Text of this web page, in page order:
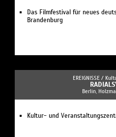
Das Filmfestival für neues
Brandenburg
EREIGNISSE /
Berlin,
Kultur- und